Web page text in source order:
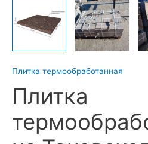
Плитка термообработанная
Плитка